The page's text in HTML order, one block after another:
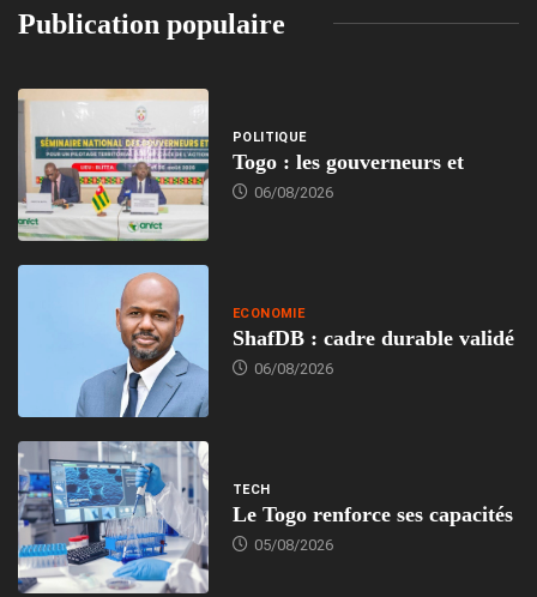
Publication populaire
POLITIQUE
Togo : les gouverneurs et
06/08/2026
ECONOMIE
ShafDB : cadre durable validé
06/08/2026
TECH
Le Togo renforce ses capacités
05/08/2026